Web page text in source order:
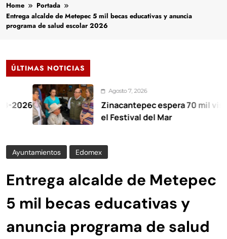
Home
Portada
Entrega alcalde de Metepec 5 mil becas educativas y anuncia
programa de salud escolar 2026
ÚLTIMAS NOTICIAS
Agosto 7, 2026
Zinacantepec espera 70 mil visitantes
el Festival del Mar
Ayuntamientos Edomex
Entrega alcalde de Metepec
5 mil becas educativas y
anuncia programa de salud